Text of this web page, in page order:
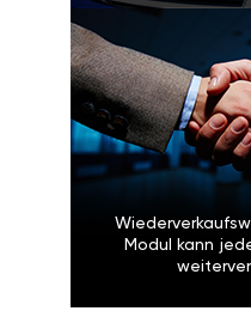
Modul kann